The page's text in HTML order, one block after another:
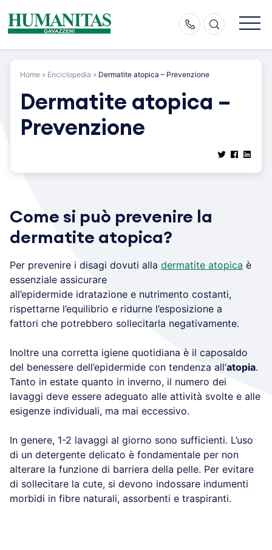
content
Home » Enciclopedia » Dermatite atopica – Prevenzione
Dermatite atopica –
Prevenzione
Come si può prevenire la
dermatite atopica?
Per prevenire i disagi dovuti alla dermatite atopica è
essenziale assicurare
all’epidermide idratazione e nutrimento costanti,
rispettarne l’equilibrio e ridurne l’esposizione a
fattori che potrebbero sollecitarla negativamente.
Inoltre una corretta igiene quotidiana è il caposaldo
del benessere dell’epidermide con tendenza all’atopia.
Tanto in estate quanto in inverno, il numero dei
lavaggi deve essere adeguato alle attività svolte e alle
esigenze individuali, ma mai eccessivo.
In genere, 1-2 lavaggi al giorno sono sufficienti. L’uso
di un detergente delicato è fondamentale per non
alterare la funzione di barriera della pelle. Per evitare
di sollecitare la cute, si devono indossare indumenti
morbidi in fibre naturali, assorbenti e traspiranti.